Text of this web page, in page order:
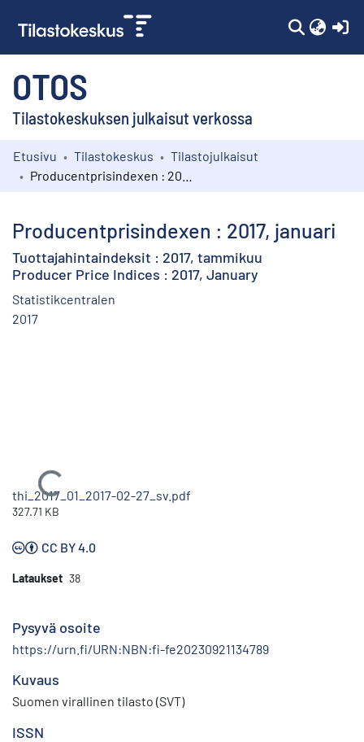
OTOS
Tilastokeskuksen julkaisut verkossa
Kokoelmat
Etusivu Tilastokeskus
Tilastojulkaisut
Producentprisindexen : 2017, januari
Tuottajahintaindeksit : 2017, tammikuu
Producer Price Indices : 2017, January
Statistikcentralen
2017
Ladataan...
thi_2017_01_2017-02-27_sv.pdf
327.71 KB
CC BY 4.0
Lataukset 38
Pysyvä osoite
https://urn.fi/URN:NBN:fi-fe20230921134789
Kuvaus
Suomen virallinen tilasto (SVT)
ISSN